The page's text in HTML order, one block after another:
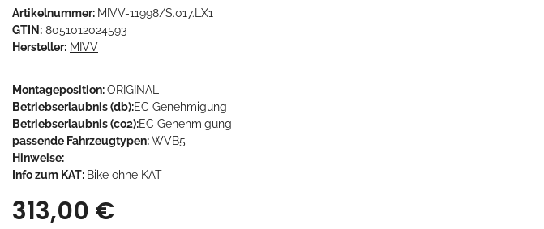
Artikelnummer: MIVV-11998/S.017.LX1
GTIN: 8051012024593
Hersteller: MIVV
Montageposition:ORIGINAL
Betriebserlaubnis (db):EC Genehmigung
Betriebserlaubnis (co2):EC Genehmigung
passende Fahrzeugtypen:WVB5
Hinweise: -
Info zum KAT: Bike ohne KAT
313,00 €